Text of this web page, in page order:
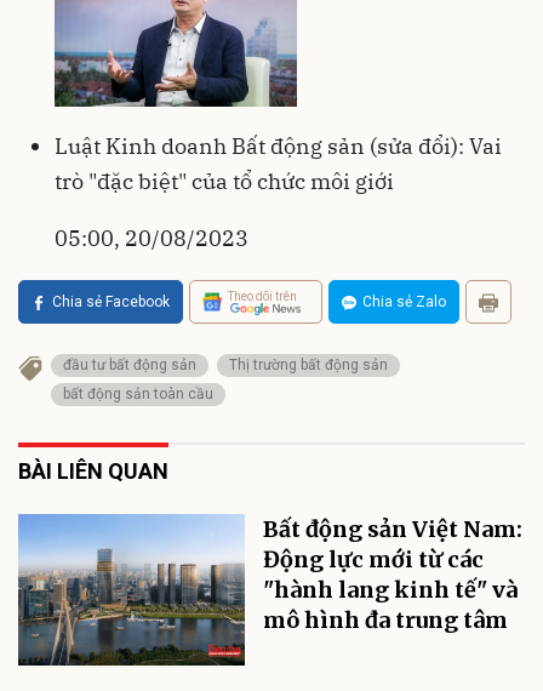
Luật Kinh doanh Bất động sản (sửa đổi): Vai
trò "đặc biệt" của tổ chức môi giới
05:00, 20/08/2023
Chia sẻ Facebook Theo dõi trên Chia sẻ Zalo
đầu tư bất động sản
Thị trường bất động sản
bất động sản toàn cầu
BÀI LIÊN QUAN
Bất động sản Việt Nam:
Động lực mới từ các
"hành lang kinh tế" và
mô hình đa trung tâm